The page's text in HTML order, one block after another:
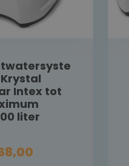
Intex tot
liter